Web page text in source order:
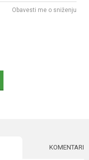
Obavesti me o sniženju
KOMENTARI